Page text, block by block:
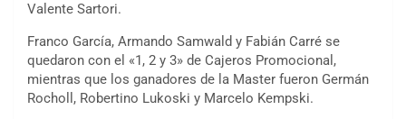
Valente Sartori.
Franco García, Armando Samwald y Fabián Carré se
quedaron con el «1, 2 y 3» de Cajeros Promocional,
mientras que los ganadores de la Master fueron Germán
Rocholl, Robertino Lukoski y Marcelo Kempski.